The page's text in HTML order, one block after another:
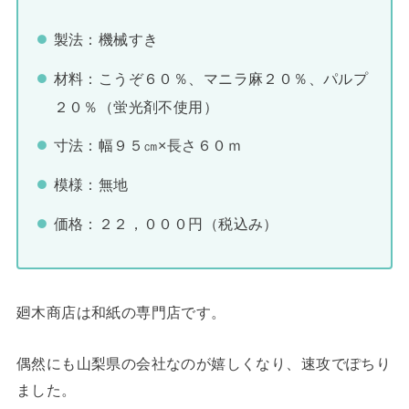
製法：機械すき
材料：こうぞ６０％、マニラ麻２０％、パルプ
２０％（蛍光剤不使用）
寸法：幅９５㎝×長さ６０ｍ
模様：無地
価格：２２，０００円（税込み）
廻木商店は和紙の専門店です。
偶然にも山梨県の会社なのが嬉しくなり、速攻でぽちり
ました。